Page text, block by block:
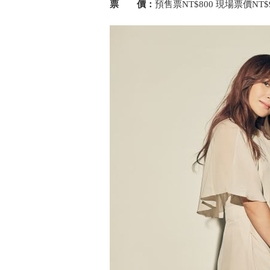
票 價： 預售票NT$800 現場票價